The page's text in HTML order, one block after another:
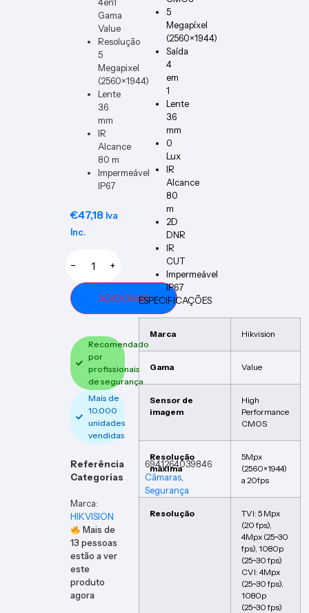
Gama
Value
Resolução
5
Megapixel
(2560×1944)
Lente
3.6
mm
IR
Alcance
80 m
Impermeável
IP67
€47,18 Iva
Inc.
− +
ADICIONAR
Recomendado
por
profissionais
de segurança
Mais de
10.000
unidades
vendidas
Referência
6941264039846
Categorias
Câmaras,
Segurança
Marca:
HIKVISION
Mais de
13 pessoas
estão a ver
este
produto
agora
5
Megapíxel
(2560×1944)
Saída
4
em
1
Lente
3.6
mm
0
Lux
IR
Alcance
80
m
2D
DNR
IR
CUT
Impermeável
IP67
ESPECIFICAÇÕES
Marca Hikvision
Gama Value
Sensor de
imagem
High
Performance
CMOS
Resolução
máxima
5Mpx
(2560×1944)
a 20fps
Resolução
TVI: 5 Mpx
(20 fps),
4Mpx (25~30
fps), 1080p
(25~30 fps)
CVI: 4Mpx
(25~30 fps),
1080p
(25~30 fps)